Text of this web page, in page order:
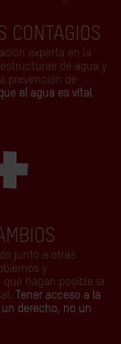
CONTAGIOS
experta en la
de agua y
prevención de
el agua es vital.
junto a otras
y
hagan posible la
Tener acceso a la
derecho, no un